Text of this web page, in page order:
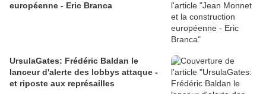
européenne - Eric Branca
UrsulaGates: Frédéric Baldan le
lanceur d'alerte des lobbys attaque -
et riposte aux représailles